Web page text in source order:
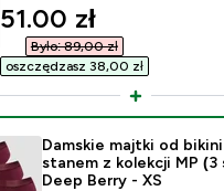
discounted price
51.00 zł‎
Było: 89,00 zł‎
oszczędzasz 38,00 zł‎
Damskie majtki od
stanem z kolekcji MP (3
Deep Berry - XS